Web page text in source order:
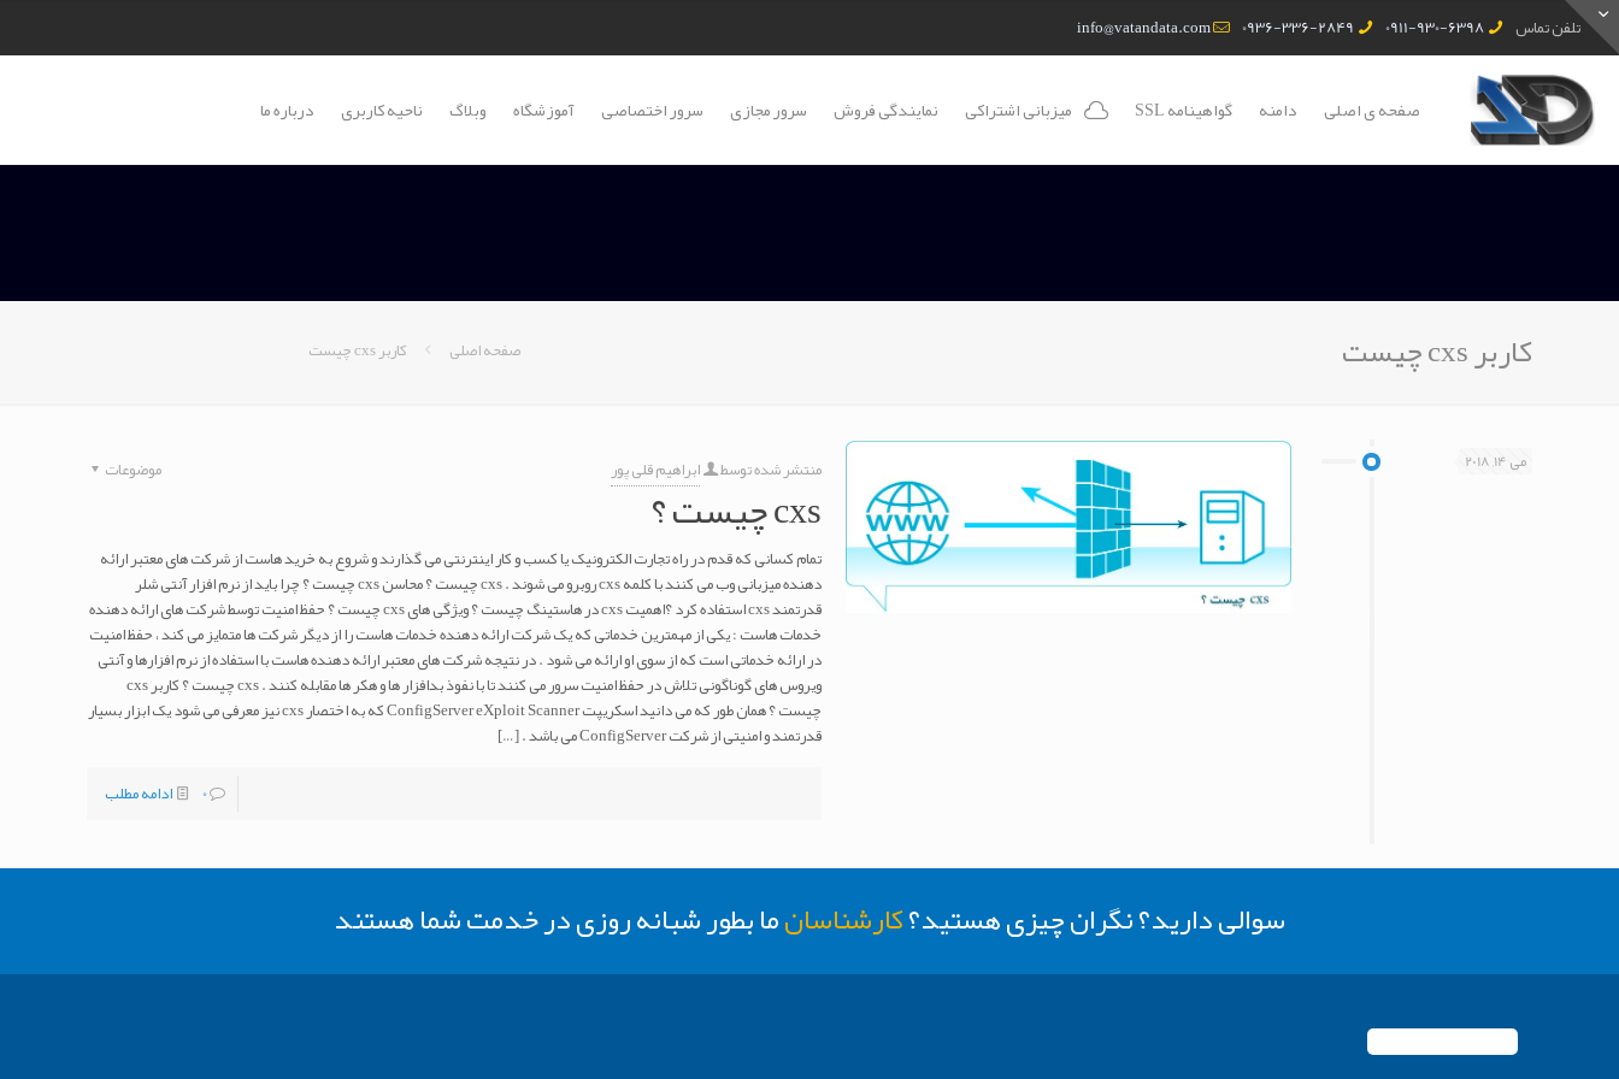
تلفن تماس 0911-930-6398
0936-336-2849
info@vatandata.com
صفحه ی اصلی دامنه گواهینامه SSL میزبانی اشتراکی نمایندگی فروش سرور مجازی سرور اختصاصی آموزشگاه وبلاگ ناحیه کاربری درباره ما
کاربر cxs چیست صفحه اصلی کاربر cxs چیست
می 14, 2018 منتشر شده توسط ابراهیم قلی پور موضوعات
cxs چیست ؟
تمام کسانی که قدم در راه تجارت الکترونیک یا کسب و کار اینترنتی می گذارند و شروع به خرید هاست از شرکت های معتبر ارائه
دهنده میزبانی وب می کنند با کلمه cxs روبرو می شوند . cxs چیست ؟ محاسن cxs چیست ؟ چرا باید از نرم افزار آنتی شلر
قدرتمند cxs استفاده کرد ؟اهمیت cxs در هاستینگ چیست ؟ ویژگی های cxs چیست ؟ حفظ امنیت توسط شرکت های ارائه دهنده
خدمات هاست : یکی از مهمترین خدماتی که یک شرکت ارائه دهنده خدمات هاست را از دیگر شرکت ها متمایز می کند ، حفظ امنیت
در ارائه خدماتی است که از سوی او ارائه می شود . در نتیجه شرکت های معتبر ارائه دهنده هاست با استفاده از نرم افزارها و آنتی
ویروس های گوناگونی تلاش در حفظ امنیت سرور می کنند تا با نفوذ بدافزار ها و هکر ها مقابله کنند . cxs چیست ؟ کاربر cxs
چیست ؟ همان طور که می دانید اسکریپت ConfigServer eXploit Scanner که به اختصار cxs نیز معرفی می شود یک ابزار بسیار
قدرتمند و امنیتی از شرکت ConfigServer می باشد .
[…]
0
ادامه مطلب
سوالی دارید؟ نگران چیزی هستید؟کارشناسانما بطور شبانه روزی در خدمت شما هستند